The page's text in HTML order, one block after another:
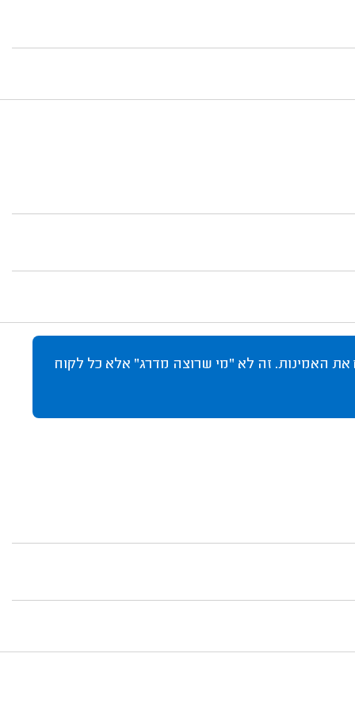
את האמינות. זה לא "מי שרוצה מדרג" אלא כל לקוח